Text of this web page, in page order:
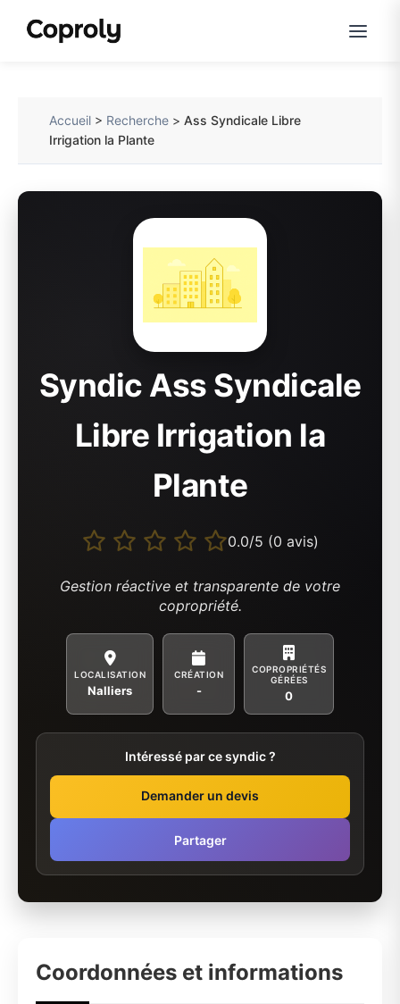
Accueil > Recherche >Ass Syndicale Libre
Irrigation la Plante
Syndic Ass Syndicale
Libre Irrigation la
Plante
0.0/5 (0 avis)
Gestion réactive et transparente de votre
copropriété.
LOCALISATION
Nalliers
CRÉATION
-
COPROPRIÉTÉS
GÉRÉES
0
Intéressé par ce syndic ?
Demander un devis
Partager
Coordonnées et informations